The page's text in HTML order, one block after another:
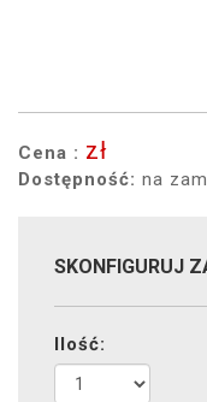
Cena : zł
Dostępność: na
SKONFIGURUJ
Ilość: